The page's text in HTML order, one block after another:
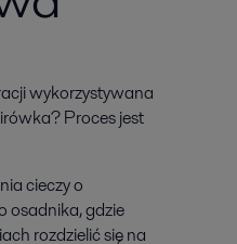
wykorzystywana
Proces jest
cieczy o
osadnika, gdzie
rozdzielić się na